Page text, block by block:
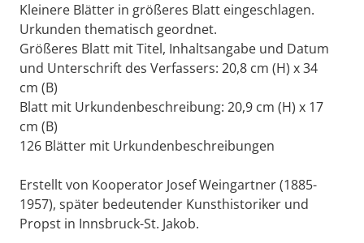
Kleinere Blätter in größeres Blatt eingeschlagen.
Urkunden thematisch geordnet.
Größeres Blatt mit Titel, Inhaltsangabe und Datum
und Unterschrift des Verfassers: 20,8 cm (H) x 34
cm (B)
Blatt mit Urkundenbeschreibung: 20,9 cm (H) x 17
cm (B)
126 Blätter mit Urkundenbeschreibungen
Erstellt von Kooperator Josef Weingartner (1885-
1957), später bedeutender Kunsthistoriker und
Propst in Innsbruck-St. Jakob.